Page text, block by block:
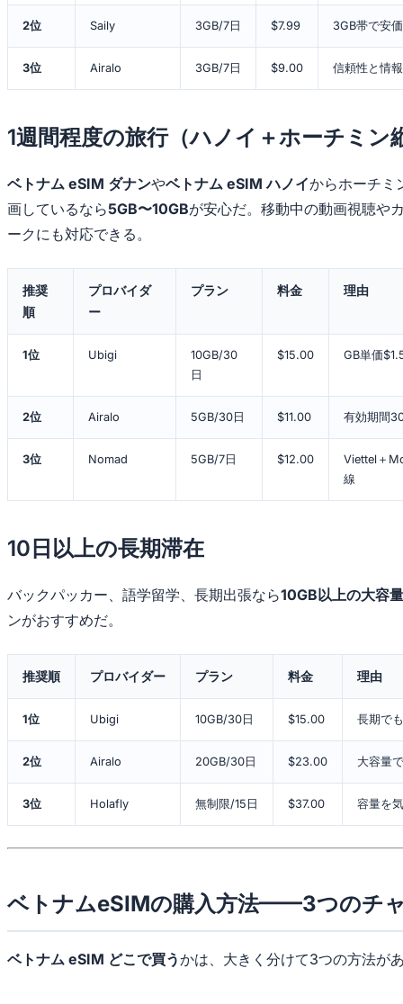
2位 Saily 3GB/7日 $7.99 3GB帯で安
3位 Airalo 3GB/7日 $9.00 信頼性と情
1週間程度の旅行（ハノイ＋ホーチミン
ベトナム eSIM ダナンやベトナム eSIM ハノイからホーチミ
画しているなら5GB〜10GBが安心だ。移動中の動画視聴や
ークにも対応できる。
推奨
順
プロバイダ
ー
プラン 料金 理由
1位 Ubigi
10GB/30
日
$15.00 GB単価
2位 Airalo 5GB/30日 $11.00 有効期間
3位 Nomad 5GB/7日 $12.00
Viettel＋
線
10日以上の長期滞在
バックパッカー、語学留学、長期出張なら10GB以上の大容
ンがおすすめだ。
推奨順 プロバイダー プラン 料金 理由
1位 Ubigi 10GB/30日 $15.00 長期で
2位 Airalo 20GB/30日 $23.00 大容量
3位 Holafly 無制限/15日 $37.00 容量を
ベトナムeSIMの購入方法——3つのチ
ベトナム eSIM どこで買うかは、大きく分けて3つの方法が